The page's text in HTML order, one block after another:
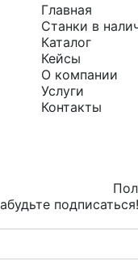
Главная
Станки в
Каталог
Кейсы
О компании
Услуги
Контакты
подписаться!